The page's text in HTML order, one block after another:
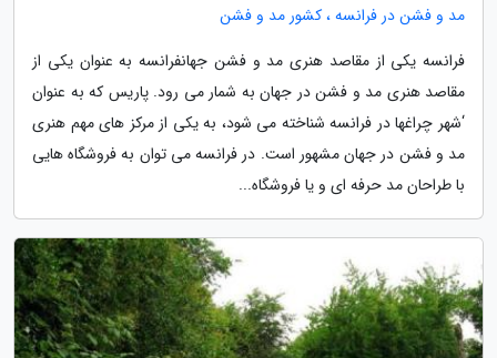
مد و فشن در فرانسه ، کشور مد و فشن
فرانسه یکی از مقاصد هنری مد و فشن جهانفرانسه به عنوان یکی از
مقاصد هنری مد و فشن در جهان به شمار می رود. پاریس که به عنوان
‘شهر چراغها در فرانسه شناخته می شود، به یکی از مرکز های مهم هنری
مد و فشن در جهان مشهور است. در فرانسه می توان به فروشگاه هایی
با طراحان مد حرفه ای و یا فروشگاه...